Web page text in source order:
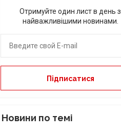
Отримуйте один лист в день з
найважливішими новинами.
Новини по темі